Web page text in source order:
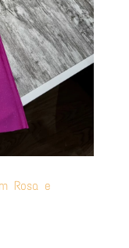
Rosa e